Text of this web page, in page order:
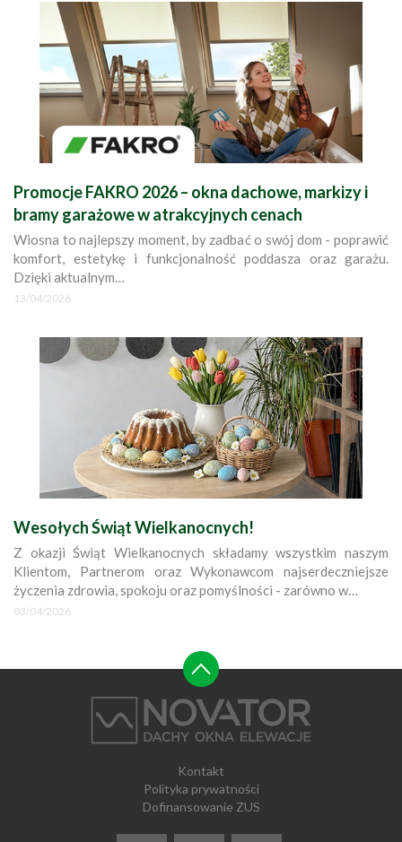
Promocje FAKRO 2026 – okna dachowe, markizy i
bramy garażowe w atrakcyjnych cenach
Wiosna to najlepszy moment, by zadbać o swój dom - poprawić
komfort, estetykę i funkcjonalność poddasza oraz garażu.
Dzięki aktualnym…
13/04/2026
Wesołych Świąt Wielkanocnych!
Z okazji Świąt Wielkanocnych składamy wszystkim naszym
Klientom, Partnerom oraz Wykonawcom najserdeczniejsze
życzenia zdrowia, spokoju oraz pomyślności - zarówno w…
03/04/2026
Kontakt
Polityka prywatności
Dofinansowanie ZUS